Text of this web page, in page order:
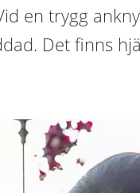
en trygg
Det finns